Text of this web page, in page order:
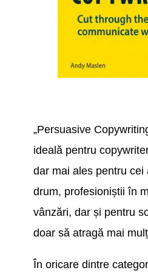
„Persuasive
ideală pentru
dar mai ales pentru
drum, profesioniștii în
vânzări, dar și pentru
doar să atragă mai
În oricare dintre